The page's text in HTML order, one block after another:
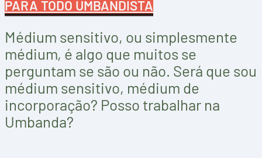
PARA TODO UMBANDISTA
Médium sensitivo, ou simplesmente
médium, é algo que muitos se
perguntam se são ou não. Será que sou
médium sensitivo, médium de
incorporação? Posso trabalhar na
Umbanda?